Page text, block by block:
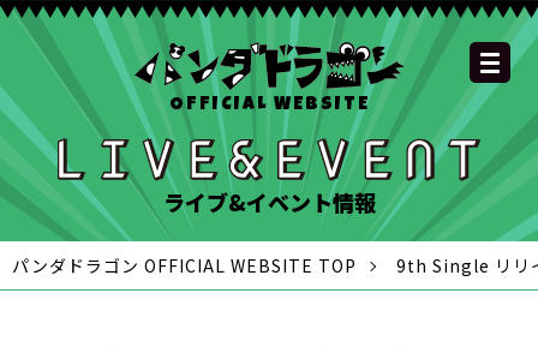
OFFICIAL WEBSITEOFFICIAL SITE TOP
NEWS MEMBER
SCHEDULE DISCOGRAPHY
GOODS
FAQ CONTACT
YOUTUBE
CHANNEL
INSTAGRAM
OFFICIAL
TWITTER
OFFICIAL LINE
ACCOUNT
OFFICIAL
TIKTOK
ライブ&イベント情報
パンダドラゴン OFFICIAL WEBSITE TOP 9th Single リリ